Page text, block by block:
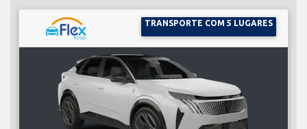
TRANSPORTE COM 5 LUGARES